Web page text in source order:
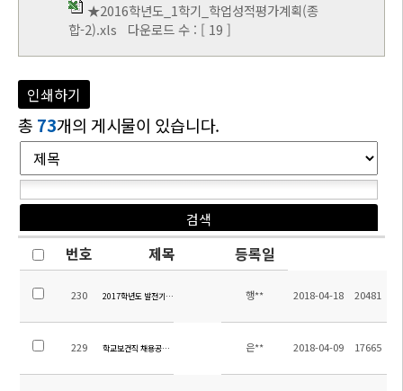
★2016학년도_1학기_학업성적평가계획(종
합-2).xls 다운로드 수 : [ 19 ]
인쇄하기
총 73개의 게시물이 있습니다.
번호 제목 등록일
230 2017학년도 발전기금 도서구입목록 안내 행** 2018-04-18 20481
229 학교보건직 채용공고 수정 은** 2018-04-09 17665